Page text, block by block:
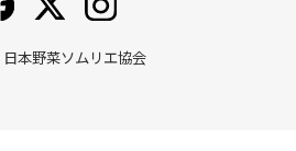
日本野菜ソムリエ協会